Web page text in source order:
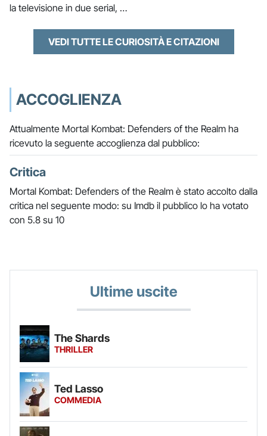
la televisione in due serial, …
VEDI TUTTE LE CURIOSITÀ E CITAZIONI
ACCOGLIENZA
Attualmente Mortal Kombat: Defenders of the Realm ha
ricevuto la seguente accoglienza dal pubblico:
Critica
Mortal Kombat: Defenders of the Realm è stato accolto dalla
critica nel seguente modo: su Imdb il pubblico lo ha votato
con 5.8 su 10
Ultime uscite
The Shards
THRILLER
Ted Lasso
COMMEDIA